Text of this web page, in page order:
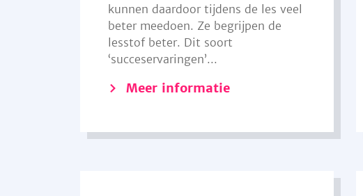
kunnen daardoor tijdens de les veel
beter meedoen. Ze begrijpen de
lesstof beter. Dit soort
‘succeservaringen’...
Meer informatie